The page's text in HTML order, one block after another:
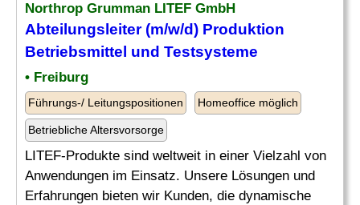
Northrop Grumman LITEF GmbH
Abteilungsleiter (m/w/d) Produktion
Betriebsmittel und Testsysteme
• Freiburg
Führungs-/ Leitungspositionen Homeoffice möglich
Betriebliche Altersvorsorge
LITEF-Produkte sind weltweit in einer Vielzahl von
Anwendungen im Einsatz. Unsere Lösungen und
Erfahrungen bieten wir Kunden, die dynamische